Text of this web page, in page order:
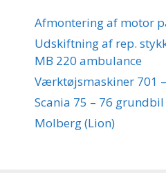
Afmontering af motor
Udskiftning af rep.
MB 220 ambulance
Værktøjsmaskiner 701
Scania 75 – 76 grundbil
Molberg (Lion)